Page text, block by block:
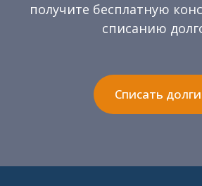
получите бесплатную
списанию
Списать долги